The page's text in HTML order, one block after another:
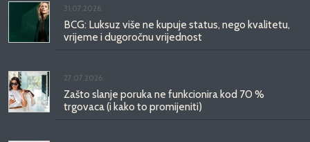
31.07.2026.
BCG: Luksuz više ne kupuje status, nego kvalitetu,
vrijeme i dugoročnu vrijednost
27.07.2026.
Zašto slanje poruka ne funkcionira kod 70 %
trgovaca (i kako to promijeniti)